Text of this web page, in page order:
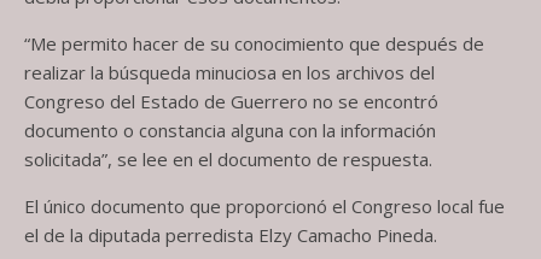
“Me permito hacer de su conocimiento que después de
realizar la búsqueda minuciosa en los archivos del
Congreso del Estado de Guerrero no se encontró
documento o constancia alguna con la información
solicitada”, se lee en el documento de respuesta.
El único documento que proporcionó el Congreso local fue
el de la diputada perredista Elzy Camacho Pineda.